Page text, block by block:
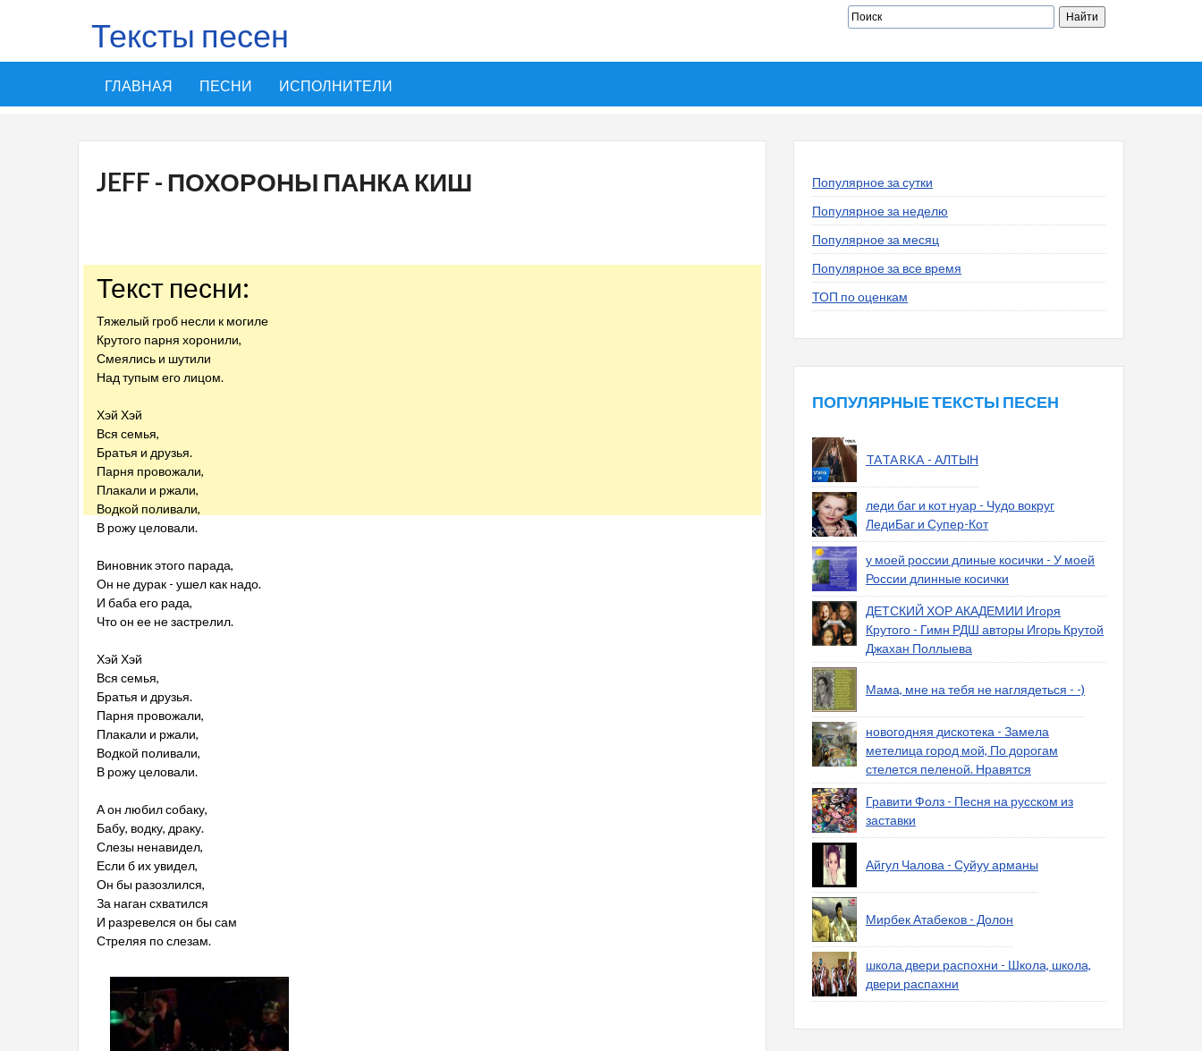
Тексты песен
ГЛАВНАЯ ПЕСНИ ИСПОЛНИТЕЛИ
JEFF - ПОХОРОНЫ ПАНКА КИШ
Текст песни:
Тяжелый гроб несли к могиле
Крутого парня хоронили,
Смеялись и шутили
Над тупым его лицом.
Хэй Хэй
Вся семья,
Братья и друзья.
Парня провожали,
Плакали и ржали,
Водкой поливали,
В рожу целовали.
Виновник этого парада,
Он не дурак - ушел как надо.
И баба его рада,
Что он ее не застрелил.
Хэй Хэй
Вся семья,
Братья и друзья.
Парня провожали,
Плакали и ржали,
Водкой поливали,
В рожу целовали.
А он любил собаку,
Бабу, водку, драку.
Слезы ненавидел,
Если б их увидел,
Он бы разозлился,
За наган схватился
И разревелся он бы сам
Стреляя по слезам.
Популярное за сутки
Популярное за неделю
Популярное за месяц
Популярное за все время
ТОП по оценкам
ПОПУЛЯРНЫЕ ТЕКСТЫ ПЕСЕН
TATARKA - АЛТЫН
леди баг и кот нуар - Чудо вокруг
ЛедиБаг и Супер-Кот
у моей россии длиные косички - У моей
России длинные косички
ДЕТСКИЙ ХОР АКАДЕМИИ Игоря
Крутого - Гимн РДШ авторы Игорь Крутой
Джахан Поллыева
Мама, мне на тебя не наглядеться - -)
новогодняя дискотека - Замела
метелица город мой, По дорогам
стелется пеленой. Нравятся
Гравити Фолз - Песня на русском из
заставки
Айгул Чалова - Суйуу арманы
Мирбек Атабеков - Долон
школа двери распохни - Школа, школа,
двери распахни